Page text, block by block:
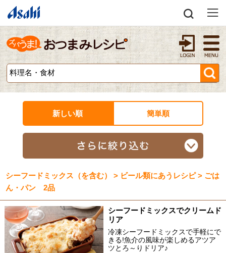
新しい順 簡単順
シーフードミックス（を含む） > ビール類にあうレシピ > ごは
ん・パン 2品
シーフードミックスでクリームド
リア
冷凍シーフードミックスで手軽にで
きる!魚介の風味が楽しめるアツア
ツとろ～りドリア♪